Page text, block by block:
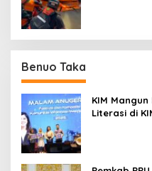
Benuo Taka
KIM
Literasi di